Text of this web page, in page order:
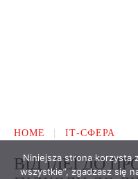
Niniejsza strona korzysta
wszystkie”, zgadzasz się